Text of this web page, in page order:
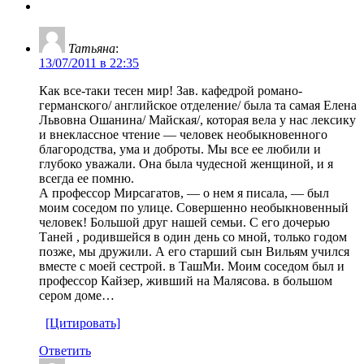
Татьяна:
13/07/2011 в 22:35
Как все-таки тесен мир! Зав. кафедрой романо-
германского/ английское отделение/ была та самая Елена
Львовна Ошанина/ Майская/, которая вела у нас лексику
и внеклассное чтение — человек необыкновенного
благородства, ума и доброты. Мы все ее любили и
глубоко уважали. Она была чудесной женщиной, и я
всегда ее помню.
А профессор Мирсагатов, — о нем я писала, — был
моим соседом по улице. Совершенно необыкновенный
человек! Большой друг нашей семьи. С его дочерью
Таней , родившейся в один день со мной, только годом
позже, мы дружили. А его старший сын Вильям учился
вместе с моей сестрой. в ТашМи. Моим соседом был и
профессор Кайзер, живший на Малясова. в большом
сером доме…
[Цитировать]
Ответить